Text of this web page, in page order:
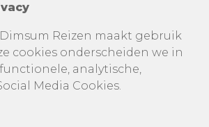
Reizen maakt gebruik
cookies onderscheiden we in
analytische,
Media Cookies.